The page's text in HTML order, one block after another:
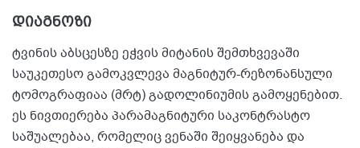
დიაგნოზი
ტვინის აბსცესზე ეჭვის მიტანის შემთხვევაში
საუკეთესო გამოკვლევა მაგნიტურ-რეზონანსული
ტომოგრაფიაა (მრტ) გადოლინიუმის გამოყენებით.
ეს ნივთიერება პარამაგნიტური საკონტრასტო
საშუალებაა, რომელიც ვენაში შეიყვანება და